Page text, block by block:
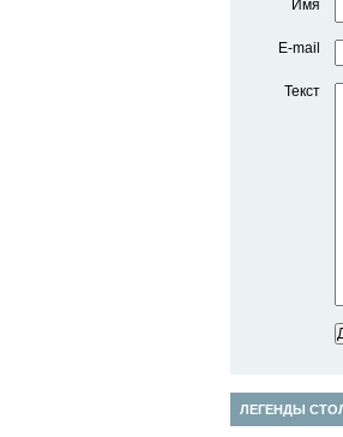
Имя
E-mail
Текст
ЛЕГЕНДЫ